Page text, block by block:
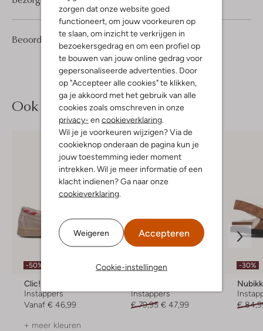
zorgen dat onze website goed
functioneert, om jouw voorkeuren op
te slaan, om inzicht te verkrijgen in
bezoekersgedrag en om een profiel op
te bouwen van jouw online gedrag voor
gepersonaliseerde advertenties. Door
op "Accepteer alle cookies" te klikken,
ga je akkoord met het gebruik van alle
cookies zoals omschreven in onze
privacy- en cookieverklaring.
Wil je je voorkeuren wijzigen? Via de
cookieknop onderaan de pagina kun je
jouw toestemming ieder moment
intrekken. Wil je meer informatie of een
klacht indienen? Ga naar onze
cookieverklaring.
Weigeren Accepteren
Cookie-instellingen
Beoordelingen (1) 4/5
1
4
Sterren
Ook iets voor jou?
-50%
Clic!
Instappers
Vanaf € 46,99
+ meer kleuren
-40%
Instappers
€ 79,95 € 47,99
-30%
Nubikk
€